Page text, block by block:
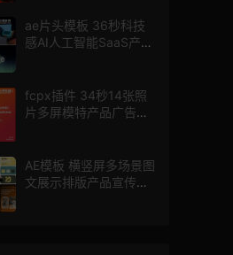
ae片头模板 36秒科技
感AI人工智能SaaS产品
fcpx插件 34秒14张照
片多屏模特产品广告宣
AE模板 横竖屏多场景图
文展示排版产品宣传视